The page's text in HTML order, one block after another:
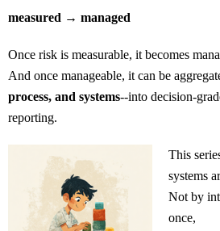
measured → managed
Once risk is measurable, it becomes
And once manageable, it can be
process, and systems--into decision-
reporting.
This
systems
Not by
once,